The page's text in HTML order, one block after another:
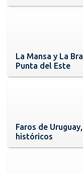
La Mansa y La
Punta del Este
Faros de
históricos